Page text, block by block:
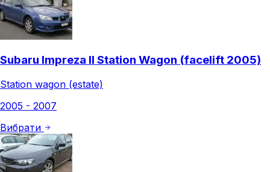
Subaru Impreza II Station Wagon (facelift 2005)
Station wagon (estate)
2005 - 2007
Вибрати